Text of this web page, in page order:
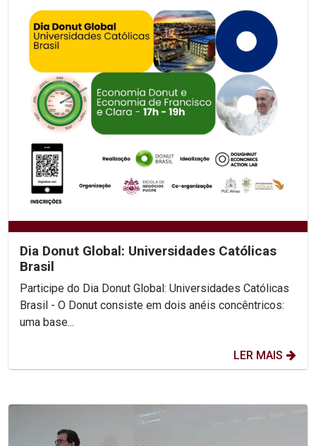
Dia Donut Global: Universidades Católicas
Brasil
Participe do Dia Donut Global: Universidades Católicas
Brasil - O Donut consiste em dois anéis concêntricos:
uma base...
LER MAIS